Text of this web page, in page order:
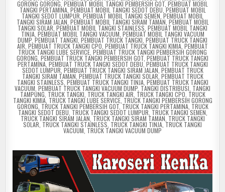
GORONG GORONG PEMBUAT MOBIL TANGKI PEMBERSIH GOT PEMBUAT MOBIL
TANGKI PERTAMINA, PEMBUAT MOBIL TANGKI SEDOT DEBU ,PEMBUAT MOBIL
TANGKI SEDOT LUMPUR PEMBUAT MOBIL TANGKI SEMEN PEMBUAT MOBIL
TANGKI SIRAM JALAN PEMBUAT MOBIL TANGKI SIRAM TAMAN PEMBUAT MOBIL
TANGKI SOLAR PEMBUAT MOBIL TANGKI STAINLESS PEMBUAT MOBIL TANGKI
TINJA, PEMBUAT MOBIL TANGKI VACUUM PEMBUAT MOBIL TANGKI VACUUM
DUMP PEMBUAT TANGKI PEMBUAT TRUCK TANGKI PEMBUAT TRUCK TANGKI
AIR PEMBUAT TRUCK TANGKI CPO PEMBUAT TRUCK TANGKI KIMIA PEMBUAT
TRUCK TANGKI LUBE SERVICE PEMBUAT TRUCK TANGKI PEMBERSIH GORONG
GORONG PEMBUAT TRUCK TANGKI PEMBERSIH GOT PEMBUAT TRUCK TANGKI
PERTAMINA, PEMBUAT TRUCK TANGKI SEDOT DEBU,PEMBUAT TRUCK TANGKI
SEDOT LUMPUR PEMBUAT TRUCK TANGKI SIRAM JALAN PEMBUAT TRUCK
TANGKI SIRAM TAMAN PEMBUAT TRUCK TANGKI SOLAR, PEMBUAT TRUCK
TANGKI STAINLESS PEMBUAT TRUCK TANGKI TINJA, PEMBUAT TRUCK TANGKI
VACUUM PEMBUAT TRUCK TANGKI VACUUM DUMP TANGKI DISTRIBUSI TANGKI
TAMPUNG TRUCK TANGKI TRUCK TANGKI AIR TRUCK TANGKI CPO TRUCK
TANGKI KIMIA, TRUCK TANGKI LUBE SERVICE, TRUCK TANGKI PEMBERSIH GORONG
GORONG TRUCK TANGKI PEMBERSIH GOT,TRUCK TANGKI PERTAMINA, TRUCK
TANGKI SEDOT DEBU TRUCK TANGKI SEDOT LUMPUR TRUCK TANGKI SEMEN
TRUCK TANGKI SIRAM JALAN TRUCK TANGKI SIRAM TAMAN TRUCK TANGKI
SOLAR TRUCK TANGKI STAINLESS TRUCK TANGKI TINJA TRUCK TANGKI
VACUUM TRUCK TANGKI VACUUM DUMP